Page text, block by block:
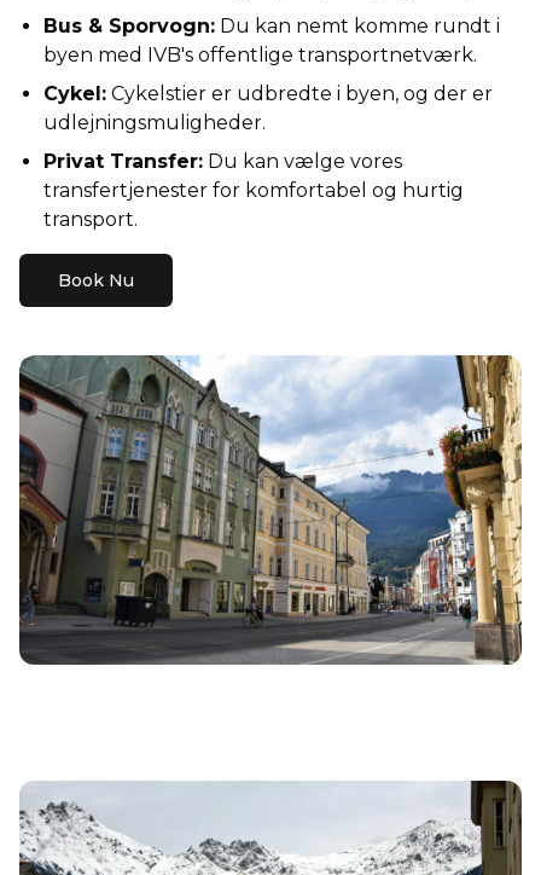
Bus & Sporvogn: Du kan nemt komme rundt i
byen med IVB's offentlige transportnetværk.
Cykel: Cykelstier er udbredte i byen, og der er
udlejningsmuligheder.
Privat Transfer: Du kan vælge vores
transfertjenester for komfortabel og hurtig
transport.
Book Nu